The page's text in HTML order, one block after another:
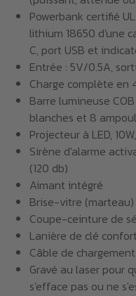
Powerbank certifié
lithium 18650 d'une
C, port USB et
Entrée : 5V/0.5A,
Charge complète en
Barre lumineuse
blanches et 8
Projecteur à LED,
Sirène d'alarme
(120 db)
Aimant intégré
Brise-vitre (marteau)
Coupe-ceinture de
Lanière de clé
Câble de
Gravé au laser pour
s'efface pas ou ne